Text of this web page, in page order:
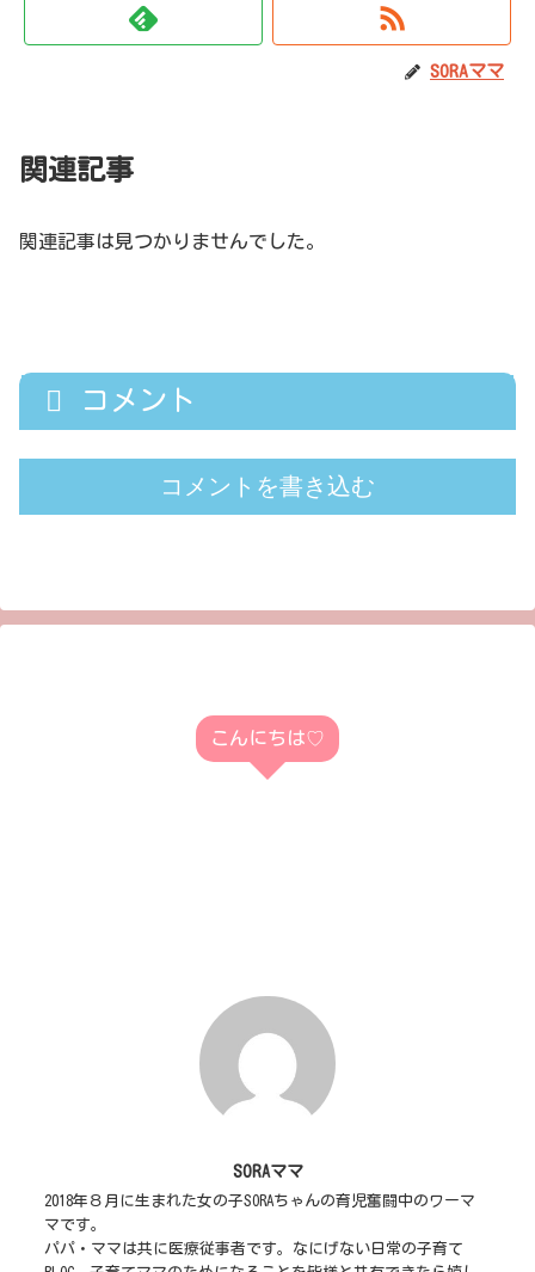
SORAママ
関連記事
関連記事は見つかりませんでした。
コメント
コメントを書き込む
こんにちは♡
SORAママ
2018年８月に生まれた女の子SORAちゃんの育児奮闘中のワーマ
マです。
パパ・ママは共に医療従事者です。なにげない日常の子育て